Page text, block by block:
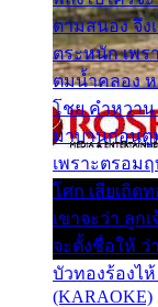
ตามสนอง จึง
ตระหนัก เพร
ตมน้ำคลอง
โชย คำหวาน
มาบานก่อนตู
เพราะตรอม
โศก เสียเถิด
เขาจะว่า ลูก
จะตั้งชื่อให้ ว่
บัวทองร้องไ
(KARAOKE)